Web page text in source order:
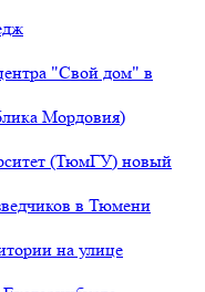
"Свой дом" в
Мордовия)
(ТюмГУ) новый
в Тюмени
на улице